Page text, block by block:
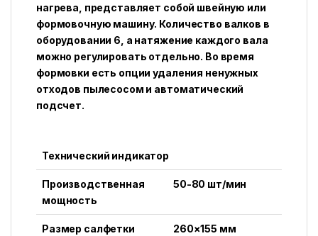
нагрева, представляет собой швейную или
формовочную машину. Количество валков в
оборудовании 6, а натяжение каждого вала
можно регулировать отдельно. Во время
формовки есть опции удаления ненужных
отходов пылесосом и автоматический
подсчет.
Технический индикатор
Производственная
мощность
50-80 шт/мин
Размер салфетки
260×155 мм